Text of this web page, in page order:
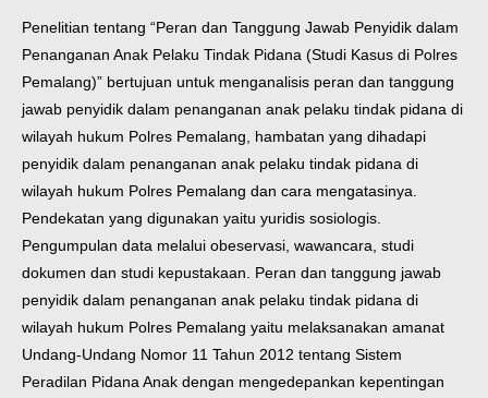
Penelitian tentang “Peran dan Tanggung Jawab Penyidik dalam
Penanganan Anak Pelaku Tindak Pidana (Studi Kasus di Polres
Pemalang)” bertujuan untuk menganalisis peran dan tanggung
jawab penyidik dalam penanganan anak pelaku tindak pidana di
wilayah hukum Polres Pemalang, hambatan yang dihadapi
penyidik dalam penanganan anak pelaku tindak pidana di
wilayah hukum Polres Pemalang dan cara mengatasinya.
Pendekatan yang digunakan yaitu yuridis sosiologis.
Pengumpulan data melalui obeservasi, wawancara, studi
dokumen dan studi kepustakaan. Peran dan tanggung jawab
penyidik dalam penanganan anak pelaku tindak pidana di
wilayah hukum Polres Pemalang yaitu melaksanakan amanat
Undang-Undang Nomor 11 Tahun 2012 tentang Sistem
Peradilan Pidana Anak dengan mengedepankan kepentingan